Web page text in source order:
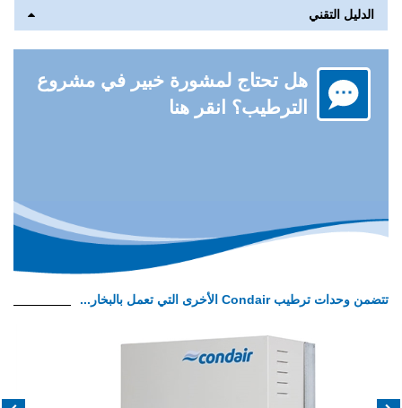
الدليل التقني
هل تحتاج لمشورة خبير في مشروع
الترطيب؟ انقر هنا
تتضمن وحدات ترطيب Condair الأخرى التي تعمل بالبخار...